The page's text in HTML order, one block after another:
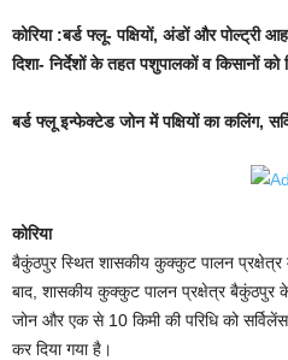
कोरिया :बर्ड फ्लू- पक्षियों, अंडों और पोल्ट्री
दिशा- निर्देशों के तहत पशुपालकों व किसानों
बर्ड फ्लू इन्फेक्टेड जोन में पक्षियों का कलिंग,
कोरिया
बैकुंठपुर स्थित शासकीय कुक्कुट पालन
बाद, शासकीय कुक्कुट पालन प्रक्षेत्र बैकुंठपुर
जोन और एक से 10 किमी की परिधि को
कर दिया गया है।